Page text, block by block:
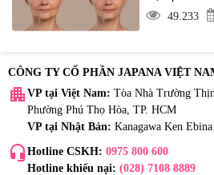
49.233
CÔNG TY CỔ PHẦN JAPANA VIỆT
apartment VP tại Việt Nam: Tòa Nhà Trường
Phường Phú Thọ Hòa, TP. HCM
VP tại Nhật Bản: Kanagawa Ken
headset_mic Hotline CSKH: 0975 800 600
Hotline khiếu nại: (028) 7108 8889